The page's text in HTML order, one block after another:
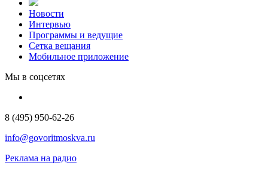
Новости
Интервью
Программы и ведущие
Сетка вещания
Мобильное приложение
Мы в соцсетях
8 (495) 950-62-26
info@govoritmoskva.ru
Реклама на радио